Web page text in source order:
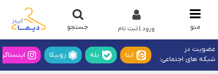
منو جستجو ورود | ثبت نام
عضویت در
شبکه های اجتماعی:
ایتا بله روبیکا